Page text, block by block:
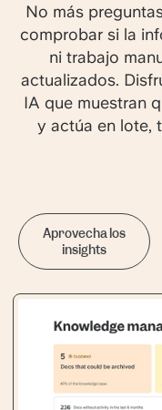
No más
comprobar si la
ni trabajo
actualizados.
IA que muestran
y actúa en lote,
Aprovecha los
insights